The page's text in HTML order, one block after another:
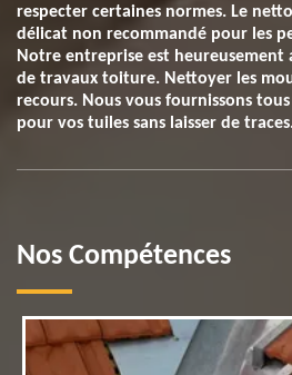
respecter certaines normes. Le
délicat non recommandé pour les
Notre entreprise est heureusement
de travaux toiture. Nettoyer les
recours. Nous vous fournissons tous
pour vos tuiles sans laisser de
Nos Compétences